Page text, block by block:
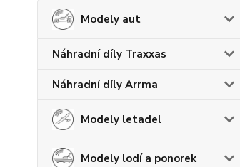
Modely aut
Náhradní díly Traxxas
Náhradní díly Arrma
Modely letadel
Modely lodí a ponorek